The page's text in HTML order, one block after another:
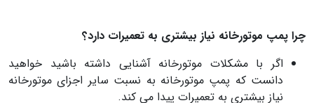
چرا پمپ موتورخانه نیاز بیشتری به تعمیرات دارد؟
اگر با مشکلات موتورخانه آشنایی داشته باشید خواهید
دانست که پمپ موتورخانه به نسبت سایر اجزای موتورخانه
نیاز بیشتری به تعمیرات پیدا می کند.